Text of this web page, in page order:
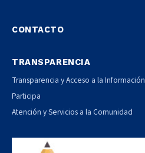
CONTACTO
TRANSPARENCIA
Transparencia y Acceso a la Información
Participa
Atención y Servicios a la Comunidad